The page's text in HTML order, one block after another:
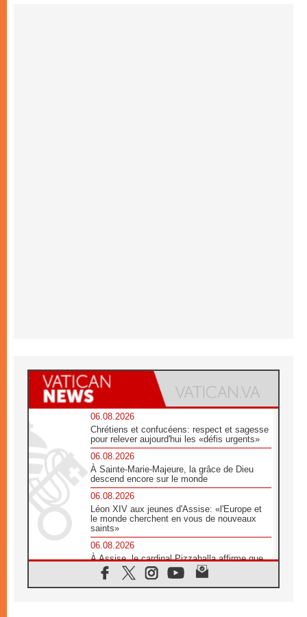
06.08.2026
Chrétiens et confucéens: respect et sagesse
pour relever aujourd'hui les «défis urgents»
06.08.2026
À Sainte-Marie-Majeure, la grâce de Dieu
descend encore sur le monde
06.08.2026
Léon XIV aux jeunes d'Assise: «l'Europe et
le monde cherchent en vous de nouveaux
saints»
06.08.2026
À Assise, le cardinal Pizzaballa affirme que
«les chrétiens veulent la paix»
06.08.2026